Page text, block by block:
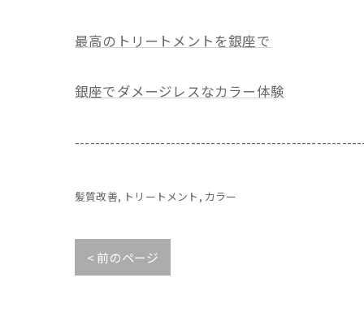
最高のトリートメントを銀座で
銀座でダメージレスなカラー体験
髪質改善 トリートメント カラー
< 前のページ